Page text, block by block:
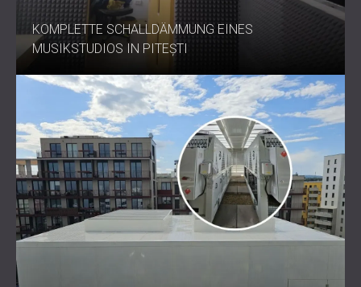
KOMPLETTE SCHALLDÄMMUNG EINES
MUSIKSTUDIOS IN PITEȘTI